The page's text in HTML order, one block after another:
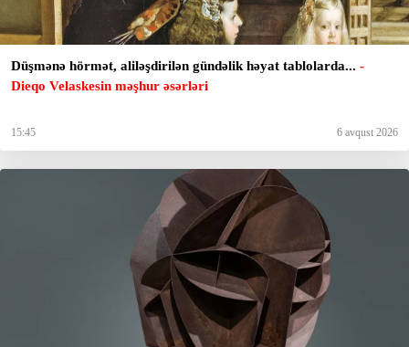
Düşmənə hörmət, aliləşdirilən gündəlik həyat tablolarda... -
Dieqo Velaskesin məşhur əsərləri
15:45 6 avqust 2026